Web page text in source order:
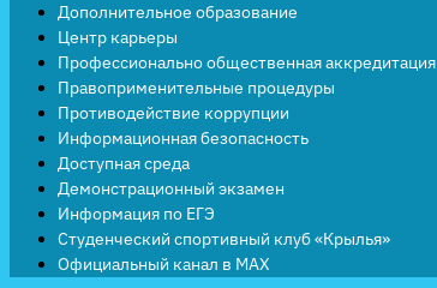
Дополнительное образование
Центр карьеры
Профессионально общественная аккредитация
Правоприменительные процедуры
Противодействие коррупции
Информационная безопасность
Доступная среда
Демонстрационный экзамен
Информация по ЕГЭ
Студенческий спортивный клуб «Крылья»
Официальный канал в MAX